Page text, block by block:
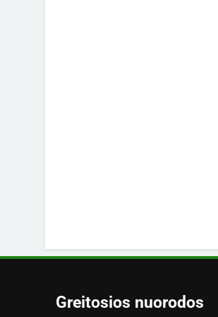
Greitosios nuorodos